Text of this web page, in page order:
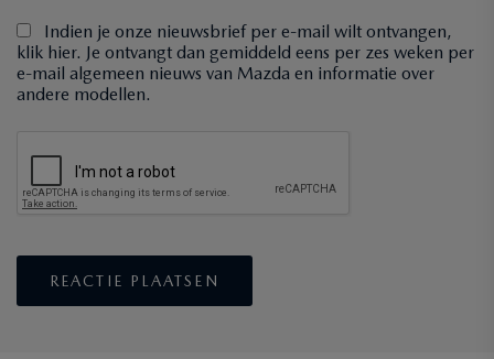
Indien je onze nieuwsbrief per e-mail wilt ontvangen,
klik hier. Je ontvangt dan gemiddeld eens per zes weken per
e-mail algemeen nieuws van Mazda en informatie over
andere modellen.